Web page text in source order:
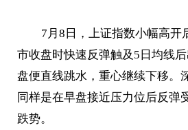
7月8日，上证指数小幅高开
市收盘时快速反弹触及5日均线
盘便直线跳水，重心继续下移。
同样是在早盘接近压力位后反弹
跌势。